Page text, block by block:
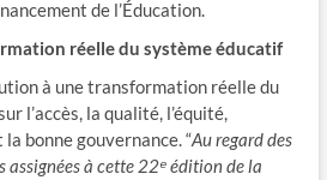
de l’Éducation.
réelle du système éducatif
à une transformation réelle du
l’accès, la qualité, l’équité,
la bonne gouvernance. “Au regard des
assignées à cette 22ᵉ édition de la